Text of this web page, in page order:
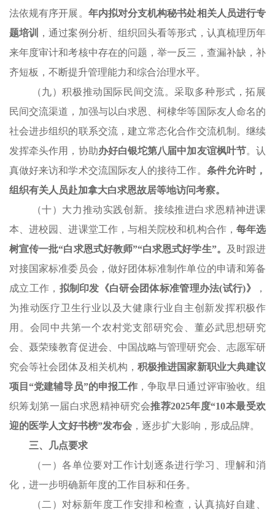
法依规有序开展。 年内拟对分支机构秘书处相关人员进行专
题培训
，通过案例分析、组织回头看等形式，认真梳理历年
来年度审计和考核中存在的问题，举一反三，查漏补缺，补
齐短板，不断提升管理能力和综合治理水平。
（九）积极推动国际民间交流。采取多种形式，拓展
民间交流渠道，加强与以白求恩、柯棣华等国际友人命名的
社会进步组织的联系交流，建立常态化合作交流机制。继续
发挥牵头作用，协助办好白银坨第八届中加友谊枫叶节。认
真做好来访和学术交流国际友人的接待工作。 条件允许时，
组织有关人员赴加拿大白求恩故居等地访问考察。
（十）大力推动实践创新。接续推进白求恩精神进课
本、进校园、进课堂工作，与相关院校和机构合作， 每年选
树宣传一批“白求恩式好教师”“白求恩式好学生”。
及时跟进
对接国家标准委员会，做好团体标准制作单位的申请和筹备
成立工作， 拟制印发《白研会团体标准管理办法(试行)》
，
为推动医疗卫生行业以及大健康行业自主创新发挥积极作
用。会同中共第一个农村党支部研究会、董必武思想研究
会、聂荣臻教育促进会、中国战略与管理研究会、志愿军研
究会等社会团体及相关机构，积极推进国家新职业大典建议
项目“党建辅导员”的申报工作 ，争取早日通过评审验收。组
织筹划第一届白求恩精神研究会推荐2025年度“10本最受欢
迎的医学人文好书榜”发布会 ，逐步扩大影响，形成品牌。
三、几点要求
（一）各单位要对工作计划逐条进行学习、理解和消
化，进一步明确新年度的工作目标和任务。
（二）对标新年度工作安排和检查，认真搞好自建、